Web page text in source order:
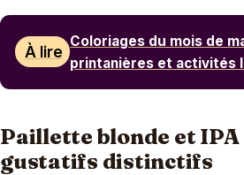
À lire
Coloriages du mois de
printanières et activités
Paillette blonde et
gustatifs distinctifs